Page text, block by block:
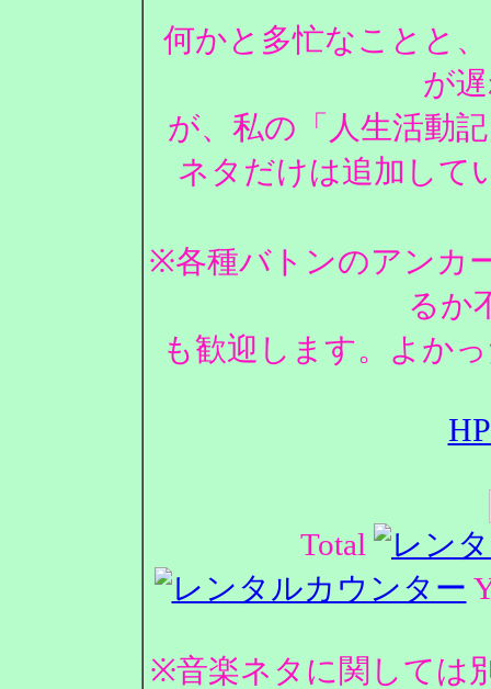
何かと多忙なことと
が
が、私の「人生活動
ネタだけは追加して
※各種バトンのアンカ
るか
も歓迎します。よか
Total
※音楽ネタに関しては